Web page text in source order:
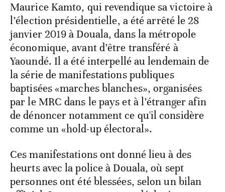
Maurice Kamto, qui revendique sa victoire à
l’élection présidentielle, a été arrêté le 28
janvier 2019 à Douala, dans la métropole
économique, avant d’être transféré à
Yaoundé. Il a été interpellé au lendemain de
la série de manifestations publiques
baptisées «marches blanches», organisées
par le MRC dans le pays et à l’étranger afin
de dénoncer notamment ce qu'il considère
comme un «hold-up électoral».
Ces manifestations ont donné lieu à des
heurts avec la police à Douala, où sept
personnes ont été blessées, selon un bilan